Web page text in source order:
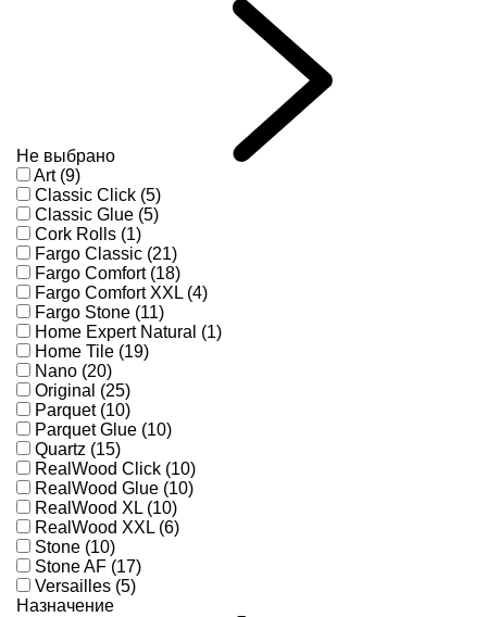
Не выбрано
Art (9)
Classic Click (5)
Classic Glue (5)
Cork Rolls (1)
Fargo Classic (21)
Fargo Comfort (18)
Fargo Comfort XXL (4)
Fargo Stone (11)
Home Expert Natural (1)
Home Tile (19)
Nano (20)
Original (25)
Parquet (10)
Parquet Glue (10)
Quartz (15)
RealWood Click (10)
RealWood Glue (10)
RealWood XL (10)
RealWood XXL (6)
Stone (10)
Stone AF (17)
Versailles (5)
Назначение